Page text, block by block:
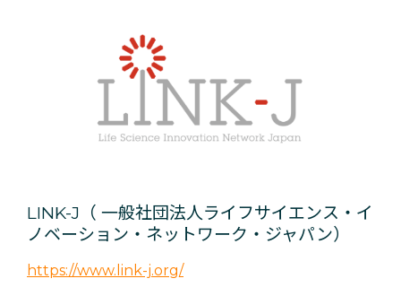
LINK-J（ 一般社団法人ライフサイエンス・イ
ノベーション・ネットワーク・ジャパン）
https://www.link-j.org/